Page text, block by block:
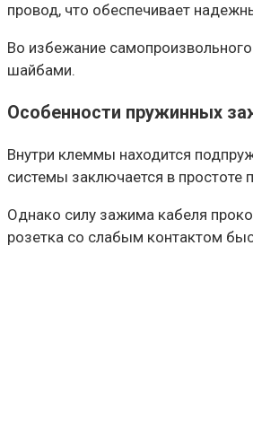
провод, что обеспечивает
Во избежание
шайбами.
Особенности пружинных
Внутри клеммы находится
системы заключается в простоте
Однако силу зажима кабеля
розетка со слабым контактом